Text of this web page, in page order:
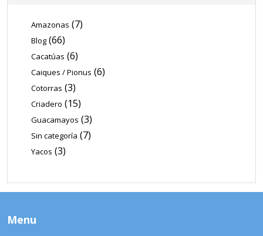
Amazonas (7)
Blog (66)
Cacatúas (6)
Caiques / Pionus (6)
Cotorras (3)
Criadero (15)
Guacamayos (3)
Sin categoría (7)
Yacos (3)
Menu